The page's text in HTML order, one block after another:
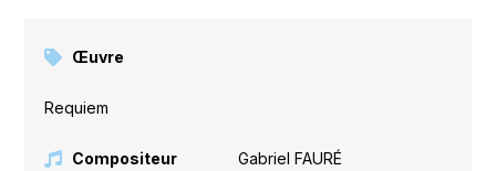
Œuvre
Requiem
Compositeur Gabriel FAURÉ